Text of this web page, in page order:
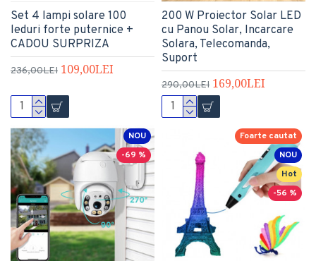
Set 4 lampi solare 100
leduri forte puternice +
CADOU SURPRIZA
236,00LEI 109,00LEI
200 W Proiector Solar LED
cu Panou Solar, Incarcare
Solara, Telecomanda,
Suport
290,00LEI 169,00LEI
NOU
-69 %
NOU
Hot
Foarte cautat
-56 %